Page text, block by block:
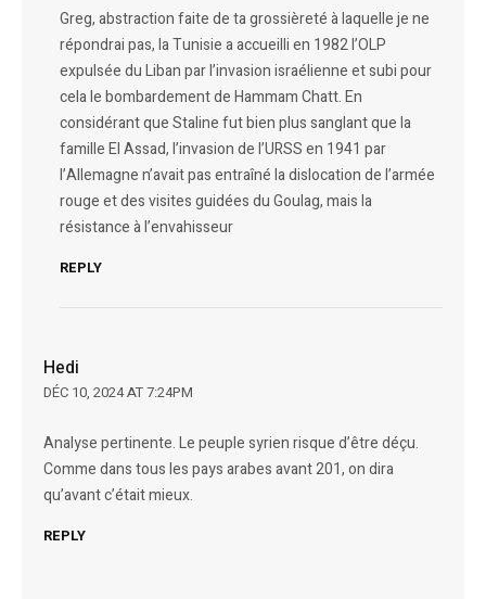
Greg, abstraction faite de ta grossièreté à laquelle je ne
répondrai pas, la Tunisie a accueilli en 1982 l’OLP
expulsée du Liban par l’invasion israélienne et subi pour
cela le bombardement de Hammam Chatt. En
considérant que Staline fut bien plus sanglant que la
famille El Assad, l’invasion de l’URSS en 1941 par
l’Allemagne n’avait pas entraîné la dislocation de l’armée
rouge et des visites guidées du Goulag, mais la
résistance à l’envahisseur
REPLY
Hedi
DÉC 10, 2024 AT 7:24PM
Analyse pertinente. Le peuple syrien risque d’être déçu.
Comme dans tous les pays arabes avant 201, on dira
qu’avant c’était mieux.
REPLY